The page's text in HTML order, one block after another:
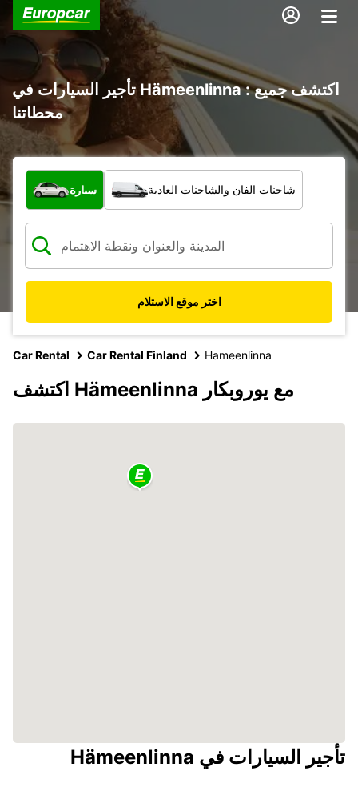
تأجير السيارات في Hämeenlinna : اكتشف جميع
محطاتنا
ما نوع المركبة؟
سيارة شاحنات الفان والشاحنات العادية
اختر موقع الاستلام
Car Rental Car Rental Finland Hameenlinna
اكتشف Hämeenlinna مع يوروبكار
تأجير السيارات في Hämeenlinna